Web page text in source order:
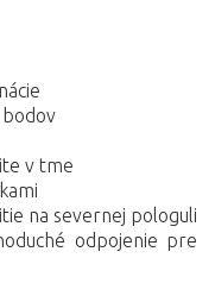
v tme
na severnej pologuli
odpojenie pre